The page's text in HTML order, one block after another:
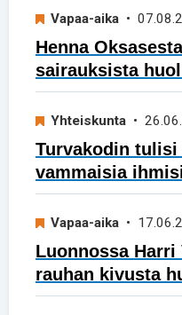
Vapaa-aika •
Henna
sairauksista
Yhteiskunta •
Turvakodin tulisi
vammaisia
Vapaa-aika •
Luonnossa Harri
rauhan kivusta